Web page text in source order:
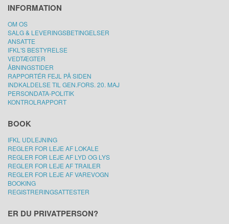
INFORMATION
OM OS
SALG & LEVERINGSBETINGELSER
ANSATTE
IFKL'S BESTYRELSE
VEDTÆGTER
ÅBNINGSTIDER
RAPPORTÉR FEJL PÅ SIDEN
INDKALDELSE TIL GEN.FORS. 20. MAJ
PERSONDATA-POLITIK
KONTROLRAPPORT
BOOK
IFKL UDLEJNING
REGLER FOR LEJE AF LOKALE
REGLER FOR LEJE AF LYD OG LYS
REGLER FOR LEJE AF TRAILER
REGLER FOR LEJE AF VAREVOGN
BOOKING
REGISTRERINGSATTESTER
ER DU PRIVATPERSON?